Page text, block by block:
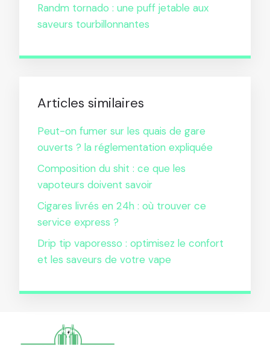
Randm tornado : une puff jetable aux
saveurs tourbillonnantes
Articles similaires
Peut-on fumer sur les quais de gare
ouverts ? la réglementation expliquée
Composition du shit : ce que les
vapoteurs doivent savoir
Cigares livrés en 24h : où trouver ce
service express ?
Drip tip vaporesso : optimisez le confort
et les saveurs de votre vape